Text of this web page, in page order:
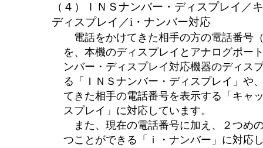
（４）ＩＮＳナンバー・ディスプレイ／
ディスプレイ／i・ナンバー対応
電話をかけてきた相手の方の電話番号
を、本機のディスプレイとアナログポー
ンバー・ディスプレイ対応機器のディス
る「ＩＮＳナンバー・ディスプレイ」や
てきた相手の電話番号を表示する「キャ
スプレイ」に対応しています。
また、現在の電話番号に加え、２つめ
つことができる「ｉ・ナンバー」に対応